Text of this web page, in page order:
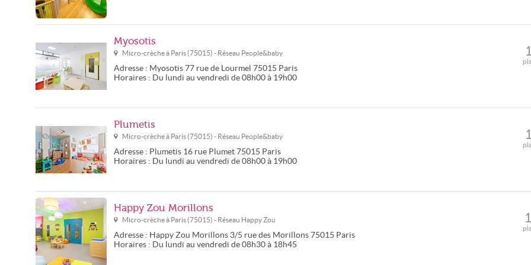
Myosotis
Micro-crèche à Paris (75015) - Réseau People&baby
Adresse : Myosotis 77 rue de Lourmel 75015 Paris
Horaires : Du lundi au vendredi de 08h00 à 19h00
Plumetis
Micro-crèche à Paris (75015) - Réseau People&baby
Adresse : Plumetis 16 rue Plumet 75015 Paris
Horaires : Du lundi au vendredi de 08h00 à 19h00
Happy Zou Morillons
Micro-crèche à Paris (75015) - Réseau Happy Zou
Adresse : Happy Zou Morillons 3/5 rue des Morillons 75015 Paris
Horaires : Du lundi au vendredi de 08h30 à 18h45